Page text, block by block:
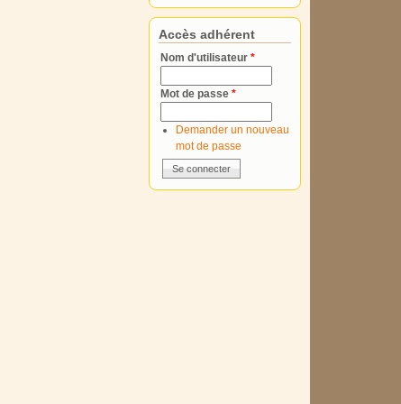
Accès adhérent
Nom d'utilisateur *
Mot de passe *
Demander un nouveau
mot de passe